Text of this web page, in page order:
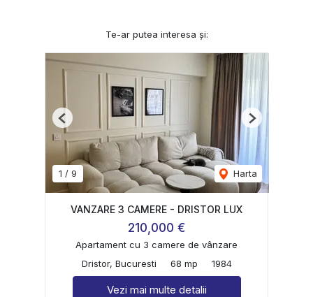
Te-ar putea interesa și:
1 / 9 Harta
Previous Next
VANZARE 3 CAMERE - DRISTOR LUX
210,000 €
Apartament cu 3 camere de vânzare
Dristor, Bucuresti
68 mp 1984
Vezi mai multe detalii